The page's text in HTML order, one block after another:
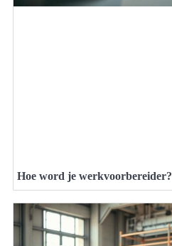
Hoe word je werkvoorbereider?